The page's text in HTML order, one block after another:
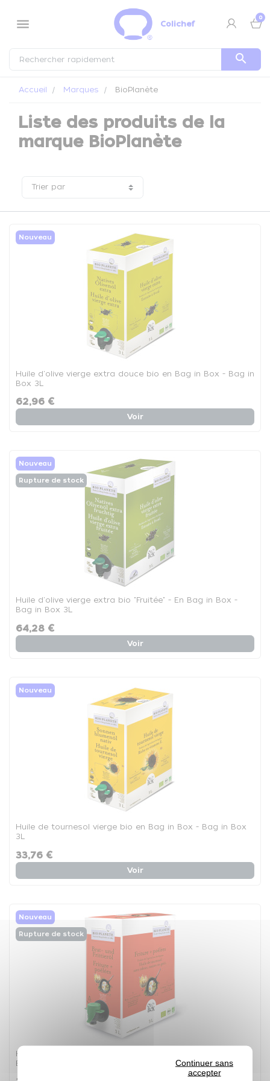
Continuer sans
accepter
menu Colichef
0
search
Accueil Marques BioPlanète
Liste des produits de la
marque BioPlanète
Trier par
Nouveau
Huile d'olive vierge extra douce bio en Bag in Box - Bag in
Box 3L
62,96 €
Voir
Nouveau
Rupture de stock
Huile d'olive vierge extra bio "Fruitée" - En Bag in Box -
Bag in Box 3L
64,28 €
Voir
Nouveau
Huile de tournesol vierge bio en Bag in Box - Bag in Box
3L
33,76 €
Voir
Nouveau
Rupture de stock
Huile de tournesol désodorisée bio spéciale cuisson en
Bag in Box - Bag in Box 3L